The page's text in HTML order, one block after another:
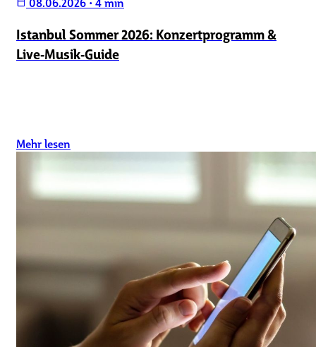
Istanbul Sommer 2026: Konzertprogramm &
Live‑Musik‑Guide
Mehr lesen